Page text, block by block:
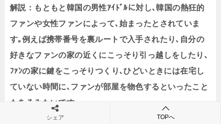
解説：もともと韓国の男性ｱｲﾄﾞﾙに対し､韓国の熱狂的
ファンや女性ファンによって､始まったとされていま
す｡例えば携帯番号を裏ルートで入手されたり､自分の
好きなファンの家の近くにこっそり引っ越しをしたり､
ﾌｧﾝの家に鍵をこっそりつくり､ひどいときには在宅し
ていない時間に､ファンが部屋を物色するといったこと
もあるみたいです。
シェア TOPへ